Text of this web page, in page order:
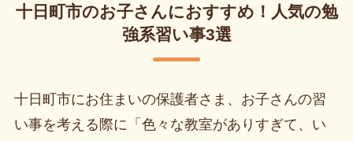
十日町市のお子さんにおすすめ！人気の勉
強系習い事3選
十日町市にお住まいの保護者さま、お子さんの習
い事を考える際に「色々な教室がありすぎて、い